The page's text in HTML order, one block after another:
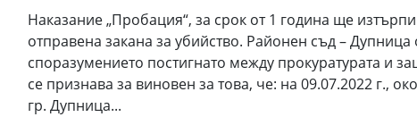
Наказание „Пробация“, за срок от 1 година ще
отправена закана за убийство. Районен съд –
споразумението постигнато между прокуратурата и
се признава за виновен за това, че: на 09.07.2022 г.,
гр. Дупница...